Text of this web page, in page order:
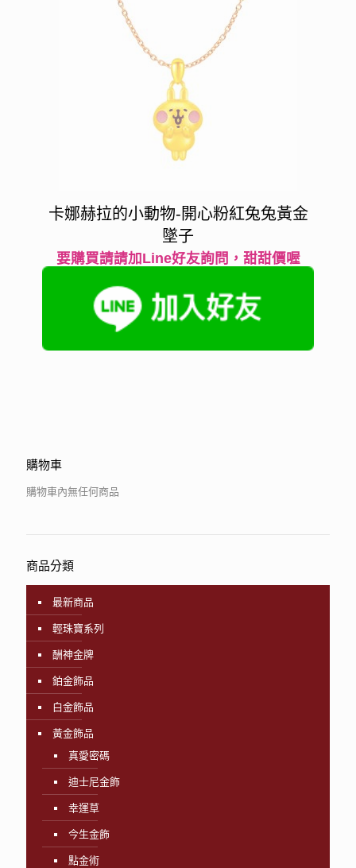
卡娜赫拉的小動物-開心粉紅兔兔黃金
墜子
要購買請請加Line好友詢問，甜甜價喔
購物車
購物車內無任何商品
商品分類
最新商品
輕珠寶系列
酬神金牌
鉑金飾品
白金飾品
黃金飾品
真愛密碼
迪士尼金飾
幸運草
今生金飾
點金術